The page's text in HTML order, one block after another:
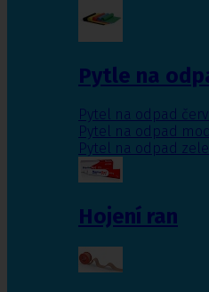
Pytle na
Pytel na odpad
Pytel na odpad
Pytel na odpad
Hojení ran